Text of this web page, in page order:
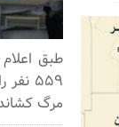
مرگ